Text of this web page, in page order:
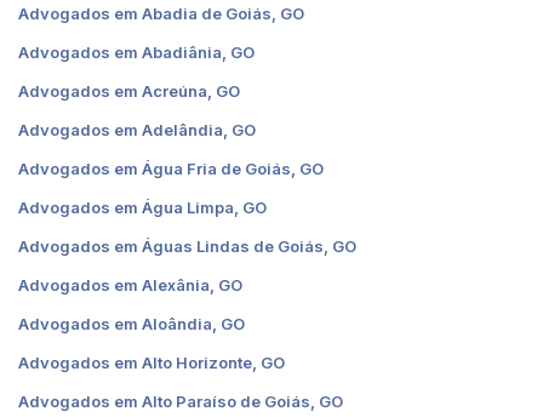
Advogados em Abadia de Goiás, GO
Advogados em Abadiânia, GO
Advogados em Acreúna, GO
Advogados em Adelândia, GO
Advogados em Água Fria de Goiás, GO
Advogados em Água Limpa, GO
Advogados em Águas Lindas de Goiás, GO
Advogados em Alexânia, GO
Advogados em Aloândia, GO
Advogados em Alto Horizonte, GO
Advogados em Alto Paraíso de Goiás, GO